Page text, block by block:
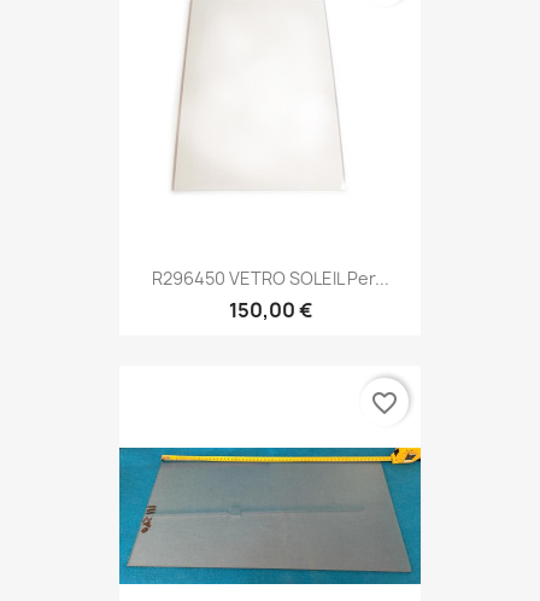
R296450 VETRO SOLEIL Per...
150,00 €
favorite_border